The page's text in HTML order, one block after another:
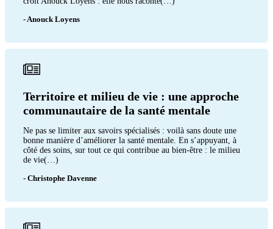
- Anouck Loyens
Territoire et milieu de vie : une approche
communautaire de la santé mentale
Ne pas se limiter aux savoirs spécialisés : voilà sans doute une
bonne manière d’améliorer la santé mentale. En s’appuyant, à
côté des soins, sur tout ce qui contribue au bien-être : le milieu
de vie(…)
- Christophe Davenne